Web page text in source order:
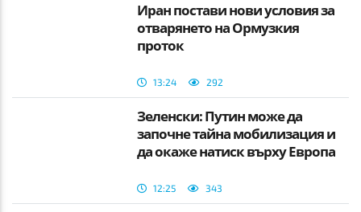
Иран постави нови условия за
отварянето на Ормузкия
проток
13:24 292
Зеленски: Путин може да
започне тайна мобилизация и
да окаже натиск върху Европа
12:25 343